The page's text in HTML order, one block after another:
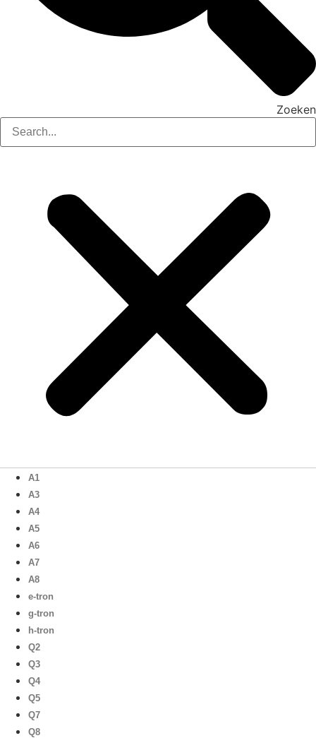
Zoeken
A1
A3
A4
A5
A6
A7
A8
e-tron
g-tron
h-tron
Q2
Q3
Q4
Q5
Q7
Q8